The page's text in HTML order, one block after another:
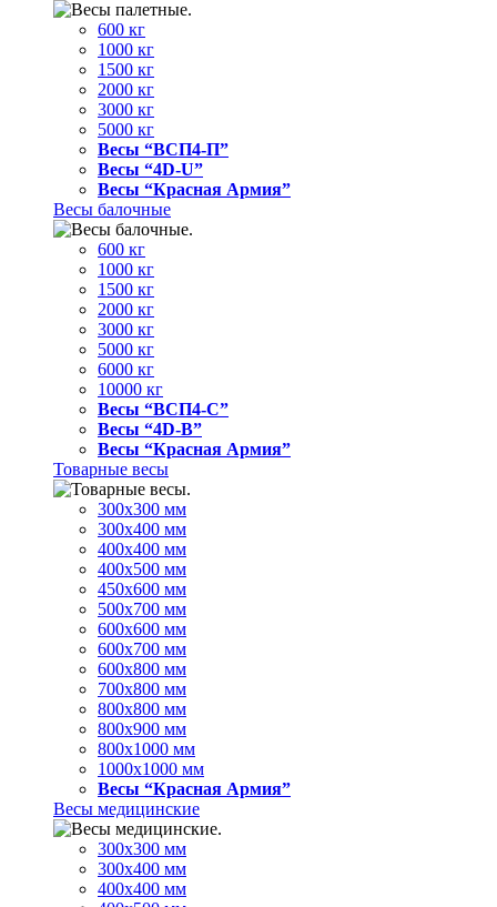
600 кг
1000 кг
1500 кг
2000 кг
3000 кг
5000 кг
Весы “ВСП4-П”
Весы “4D-U”
Весы “Красная Армия”
Весы балочные
600 кг
1000 кг
1500 кг
2000 кг
3000 кг
5000 кг
6000 кг
10000 кг
Весы “ВСП4-С”
Весы “4D-В”
Весы “Красная Армия”
Товарные весы
300х300 мм
300х400 мм
400х400 мм
400х500 мм
450х600 мм
500х700 мм
600х600 мм
600х700 мм
600х800 мм
700х800 мм
800х800 мм
800х900 мм
800х1000 мм
1000х1000 мм
Весы “Красная Армия”
Весы медицинские
300х300 мм
300х400 мм
400х400 мм